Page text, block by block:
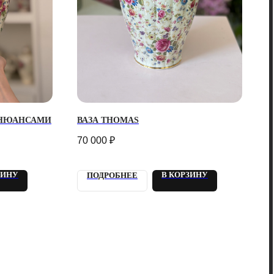
НЮАНСАМИ
ВАЗА THOMAS
70 000 ₽
ПОДРОБНЕЕ В КОРЗИНУ